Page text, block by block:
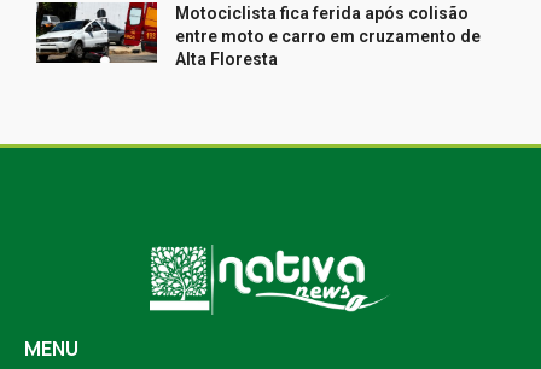
Motociclista fica ferida após colisão
entre moto e carro em cruzamento de
Alta Floresta
MENU